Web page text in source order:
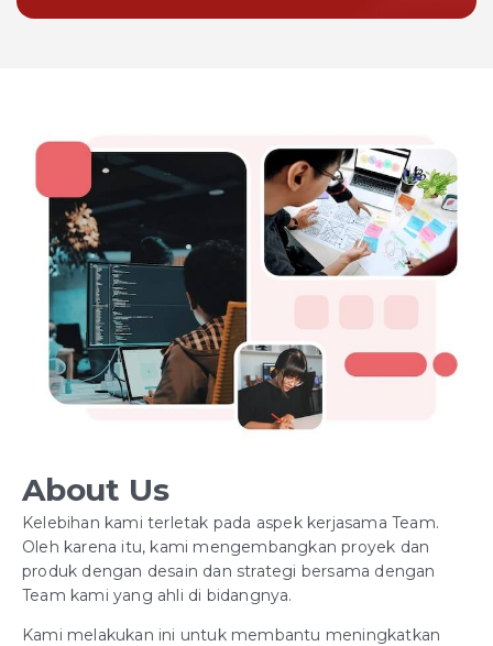
About Us
Kelebihan kami terletak pada aspek kerjasama Team.
Oleh karena itu, kami mengembangkan proyek dan
produk dengan desain dan strategi bersama dengan
Team kami yang ahli di bidangnya.
Kami melakukan ini untuk membantu meningkatkan